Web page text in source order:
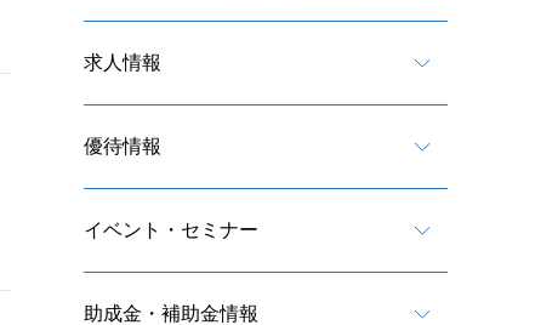
求人情報
優待情報
イベント・セミナー
助成金・補助金情報